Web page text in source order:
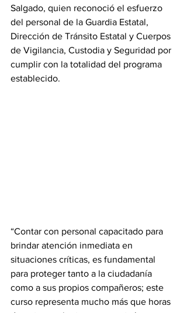
Salgado, quien reconoció el esfuerzo
del personal de la Guardia Estatal,
Dirección de Tránsito Estatal y Cuerpos
de Vigilancia, Custodia y Seguridad por
cumplir con la totalidad del programa
establecido.
“Contar con personal capacitado para
brindar atención inmediata en
situaciones críticas, es fundamental
para proteger tanto a la ciudadanía
como a sus propios compañeros; este
curso representa mucho más que horas